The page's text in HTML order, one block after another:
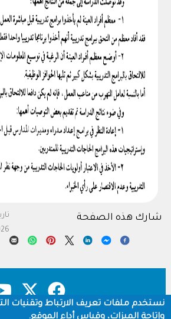
2026
شارك هذه الصفحة
نستخدم ملفات تعريف الارتباط وتقنيات